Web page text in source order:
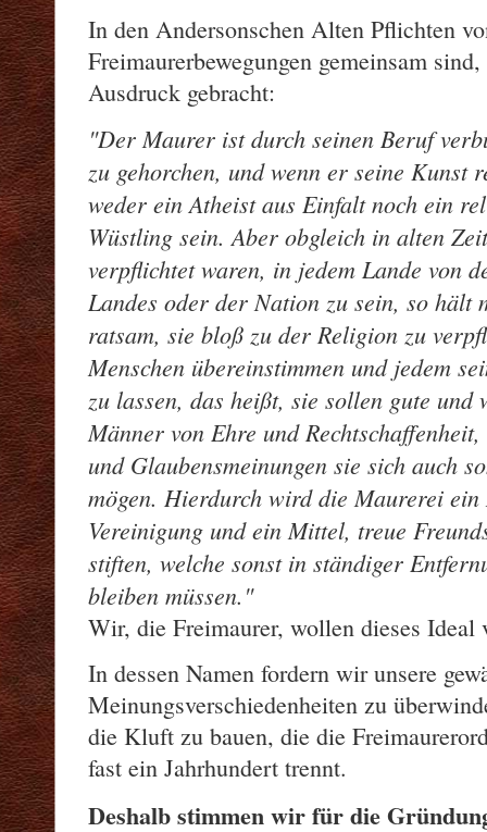
In den Andersonschen Alten Pflichten
Freimaurerbewegungen gemeinsam
Ausdruck gebracht:
Der Maurer ist durch seinen Beruf
zu gehorchen, und wenn er seine Kunst
weder ein Atheist aus Einfalt noch ein
Wüstling sein. Aber obgleich in alten
verpflichtet waren, in jedem Lande von
Landes oder der Nation zu sein, so hält
ratsam, sie bloß zu der Religion zu
Menschen übereinstimmen und jedem
zu lassen, das heißt, sie sollen gute
Männer von Ehre und
und Glaubensmeinungen sie sich auch
mögen. Hierdurch wird die Maurerei
Vereinigung und ein Mittel, treue
stiften, welche sonst in ständiger
bleiben müssen.
Wir, die Freimaurer, wollen dieses
In dessen Namen fordern wir unsere
Meinungsverschiedenheiten zu
die Kluft zu bauen, die die
fast ein Jahrhundert trennt.
Deshalb stimmen wir für die